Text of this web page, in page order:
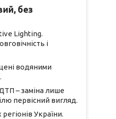
без
Lighting.
і
водяними
– заміна лише
первісний вигляд.
України.